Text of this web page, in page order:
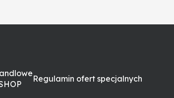
Regulamin ofert specjalnych